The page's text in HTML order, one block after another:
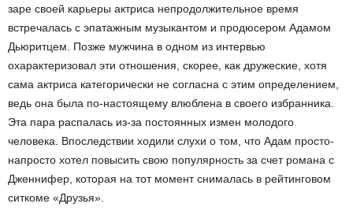
заре своей карьеры актриса непродолжительное время
встречалась с эпатажным музыкантом и продюсером Адамом
Дьюритцем. Позже мужчина в одном из интервью
охарактеризовал эти отношения, скорее, как дружеские, хотя
сама актриса категорически не согласна с этим определением,
ведь она была по-настоящему влюблена в своего избранника.
Эта пара распалась из-за постоянных измен молодого
человека. Впоследствии ходили слухи о том, что Адам просто-
напросто хотел повысить свою популярность за счет романа с
Дженнифер, которая на тот момент снималась в рейтинговом
ситкоме «Друзья».